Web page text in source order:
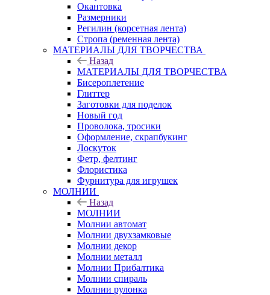
Окантовка
Размерники
Регилин (корсетная лента)
Стропа (ременная лента)
МАТЕРИАЛЫ ДЛЯ ТВОРЧЕСТВА
Назад
МАТЕРИАЛЫ ДЛЯ ТВОРЧЕСТВА
Бисероплетение
Глиттер
Заготовки для поделок
Новый год
Проволока, тросики
Оформление, скрапбукинг
Лоскуток
Фетр, фелтинг
Флористика
Фурнитура для игрушек
МОЛНИИ
Назад
МОЛНИИ
Молнии автомат
Молнии двухзамковые
Молнии декор
Молнии металл
Молнии Прибалтика
Молнии спираль
Молнии рулонка